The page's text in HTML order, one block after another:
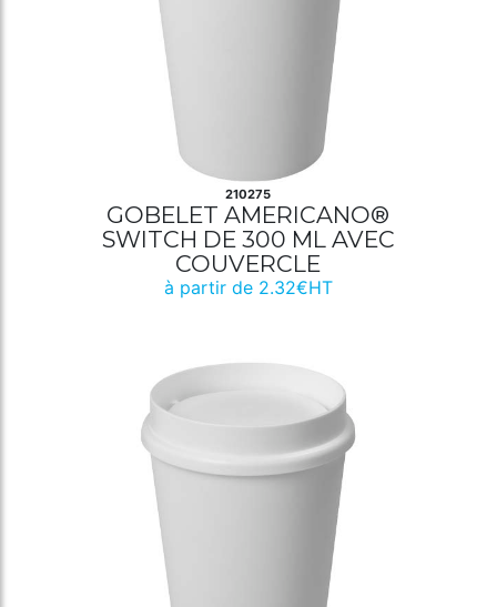
210275
GOBELET AMERICANO®
SWITCH DE 300 ML AVEC
COUVERCLE
à partir de 2.32€HT